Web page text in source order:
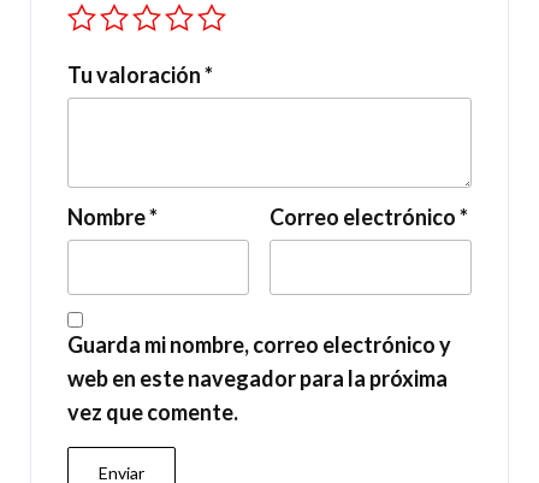
Tu valoración*
Nombre* Correo electrónico*
Guarda mi nombre, correo electrónico y
web en este navegador para la próxima
vez que comente.